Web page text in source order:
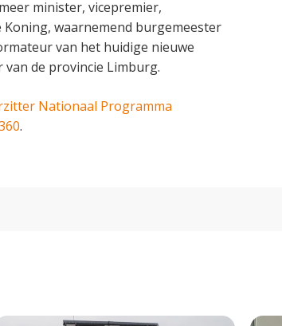
minister, vicepremier,
waarnemend burgemeester
van het huidige nieuwe
de provincie Limburg.
Nationaal Programma
.